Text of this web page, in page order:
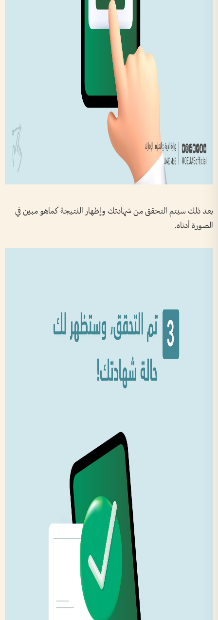
بعد ذلك سيتم التحقق من شهادتك وإظهار النتيجة كماهو مبين في
الصورة أدناه.